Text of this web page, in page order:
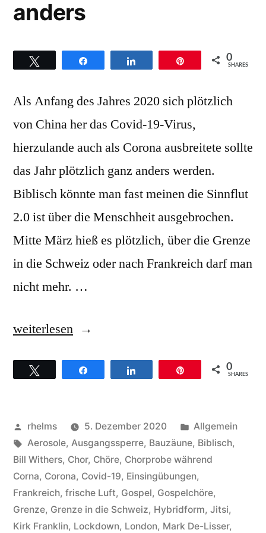
anders
0
SHARES
Als Anfang des Jahres 2020 sich plötzlich
von China her das Covid-19-Virus,
hierzulande auch als Corona ausbreitete sollte
das Jahr plötzlich ganz anders werden.
Biblisch könnte man fast meinen die Sinnflut
2.0 ist über die Menschheit ausgebrochen.
Mitte März hieß es plötzlich, über die Grenze
in die Schweiz oder nach Frankreich darf man
nicht mehr. …
„Gospelchöre
Umdenken
Corona
und
alles
wird
plötzlich
weiterlesen
0
SHARES
Veröffentlicht
von
rhelms 5. Dezember 2020
Veröffentlicht
unter
Allgemein
Schlagwörter:
Aerosole, Ausgangssperre, Bauzäune, Biblisch,
Bill Withers, Chor, Chöre, Chorprobe während
Corna, Corona, Covid-19, Einsingübungen,
Frankreich, frische Luft, Gospel, Gospelchöre,
Grenze, Grenze in die Schweiz, Hybridform, Jitsi,
Kirk Franklin, Lockdown, London, Mark De-Lisser,